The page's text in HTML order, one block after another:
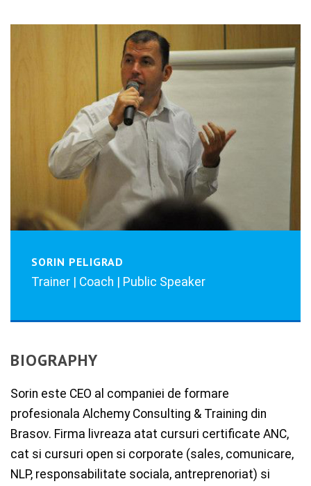
SORIN PELIGRAD
Trainer | Coach | Public Speaker
BIOGRAPHY
Sorin este CEO al companiei de formare
profesionala Alchemy Consulting & Training din
Brasov. Firma livreaza atat cursuri certificate ANC,
cat si cursuri open si corporate (sales, comunicare,
NLP, responsabilitate sociala, antreprenoriat) si